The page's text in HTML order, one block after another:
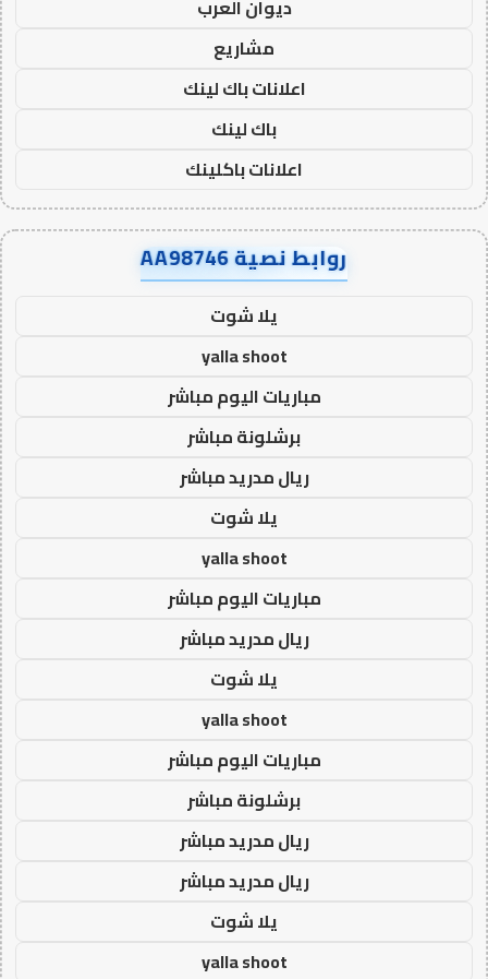
ديوان العرب
مشاريع
اعلانات باك لينك
باك لينك
اعلانات باكلينك
روابط نصية AA98746
يلا شوت
yalla shoot
مباريات اليوم مباشر
برشلونة مباشر
ريال مدريد مباشر
يلا شوت
yalla shoot
مباريات اليوم مباشر
ريال مدريد مباشر
يلا شوت
yalla shoot
مباريات اليوم مباشر
برشلونة مباشر
ريال مدريد مباشر
ريال مدريد مباشر
يلا شوت
yalla shoot